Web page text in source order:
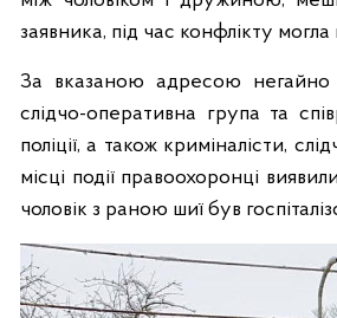
заявника, під час конфлікту
За вказаною адресою негайно
слідчо-оперативна група та
поліції, а також криміналісти,
місці події правоохоронці
чоловік з раною шиї був